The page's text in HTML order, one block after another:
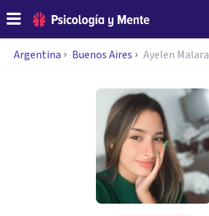
Argentina Buenos Aires Ayelen Malara